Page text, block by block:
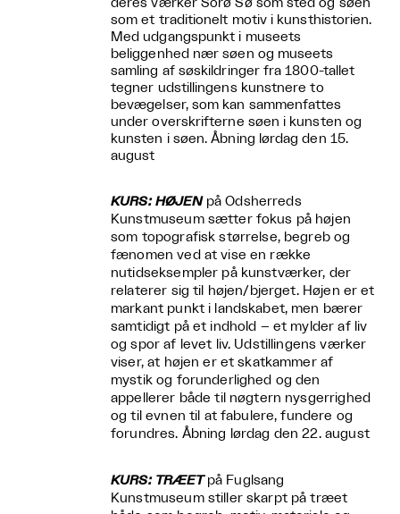
deres værker Sorø Sø som sted og søen
som et traditionelt motiv i kunsthistorien.
Med udgangspunkt i museets
beliggenhed nær søen og museets
samling af søskildringer fra 1800-tallet
tegner udstillingens kunstnere to
bevægelser, som kan sammenfattes
under overskrifterne søen i kunsten og
kunsten i søen. Åbning lørdag den 15.
august
KURS: HØJENpå Odsherreds
Kunstmuseum sætter fokus på højen
som topografisk størrelse, begreb og
fænomen ved at vise en række
nutidseksempler på kunstværker, der
relaterer sig til højen/bjerget. Højen er et
markant punkt i landskabet, men bærer
samtidigt på et indhold – et mylder af liv
og spor af levet liv. Udstillingens værker
viser, at højen er et skatkammer af
mystik og forunderlighed og den
appellerer både til nøgtern nysgerrighed
og til evnen til at fabulere, fundere og
forundres. Åbning lørdag den 22. august
KURS: TRÆETpå Fuglsang
Kunstmuseum stiller skarpt på træet